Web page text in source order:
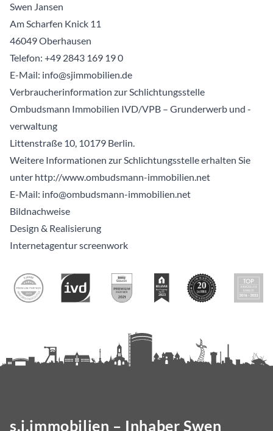
Swen Jansen
Am Scharfen Knick 11
46049 Oberhausen
Telefon: +49 2843 169 19 0
E-Mail: info@sjimmobilien.de
Verbraucherinformation zur Schlichtungsstelle
Ombudsmann Immobilien IVD/VPB – Grunderwerb und -
verwaltung
Littenstraße 10, 10179 Berlin.
Weitere Informationen zur Schlichtungsstelle erhalten Sie
unter http://www.ombudsmann-immobilien.net
E-Mail: info@ombudsmann-immobilien.net
Bildnachweise
Design & Realisierung
Internetagentur screenwork
s.j.immobilien – Inhaber Swen